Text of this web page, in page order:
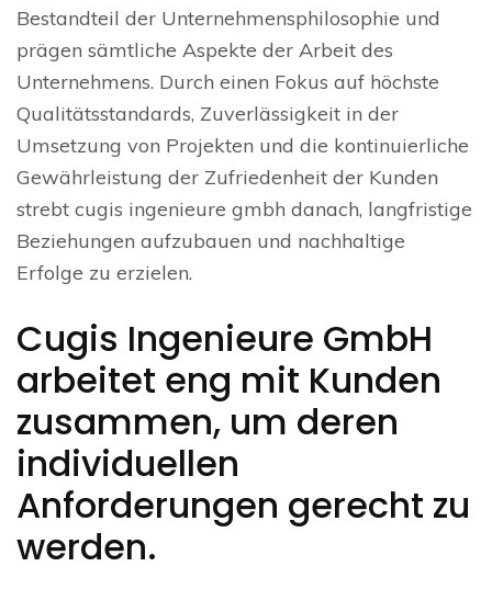
Bestandteil der Unternehmensphilosophie und
prägen sämtliche Aspekte der Arbeit des
Unternehmens. Durch einen Fokus auf höchste
Qualitätsstandards, Zuverlässigkeit in der
Umsetzung von Projekten und die kontinuierliche
Gewährleistung der Zufriedenheit der Kunden
strebt cugis ingenieure gmbh danach, langfristige
Beziehungen aufzubauen und nachhaltige
Erfolge zu erzielen.
Cugis Ingenieure GmbH
arbeitet eng mit Kunden
zusammen, um deren
individuellen
Anforderungen gerecht zu
werden.